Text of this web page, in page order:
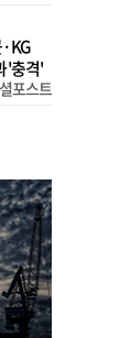
'충격'
포스트